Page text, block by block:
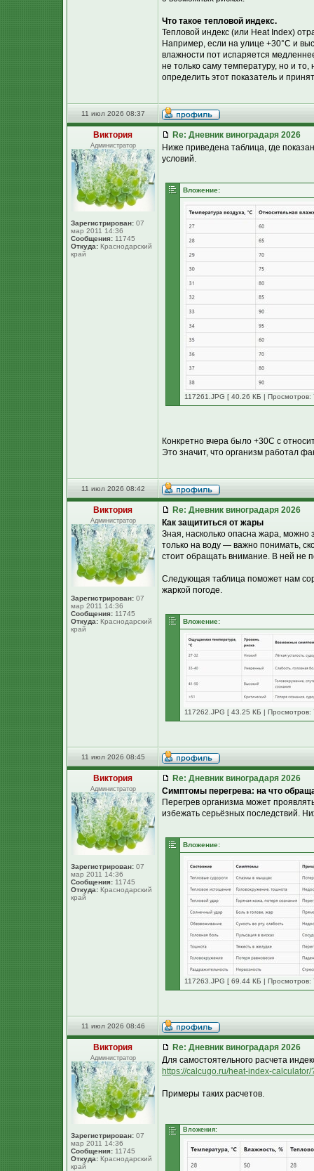
Что такое тепловой индекс.
Тепловой индекс (или Heat Index)
Например, если на улице +30°C и
влажности пот испаряется
не только саму температуру, но и то,
определить этот показатель и
11 июл 2026 08:37
Виктория
Администратор
Зарегистрирован: 07
мар 2011 14:36
Сообщения: 11745
Откуда: Краснодарский
край
Re: Дневник виноградаря 2026
Ниже приведена таблица, где
условий.
Вложение:
117261.JPG [ 40.26 КБ | Просмотров:
Конкретно вчера было +30С с
Это значит, что организм работал
11 июл 2026 08:42
Виктория
Администратор
Зарегистрирован: 07
мар 2011 14:36
Сообщения: 11745
Откуда: Краснодарский
край
Re: Дневник виноградаря 2026
Как защититься от жары
Зная, насколько опасна жара,
только на воду — важно понимать,
стоит обращать внимание. В ней не
Следующая таблица поможет нам
жаркой погоде.
Вложение:
117262.JPG [ 43.25 КБ | Просмотров:
11 июл 2026 08:45
Виктория
Администратор
Зарегистрирован: 07
мар 2011 14:36
Сообщения: 11745
Откуда: Краснодарский
край
Re: Дневник виноградаря 2026
Симптомы перегрева: на что
Перегрев организма может
избежать серьёзных последствий.
Вложение:
117263.JPG [ 69.44 КБ | Просмотров:
11 июл 2026 08:46
Виктория
Администратор
Зарегистрирован: 07
мар 2011 14:36
Сообщения: 11745
Откуда: Краснодарский
край
Re: Дневник виноградаря 2026
Для самостоятельного расчета
https://calcugo.ru/heat-index-
Примеры таких расчетов.
Вложения: